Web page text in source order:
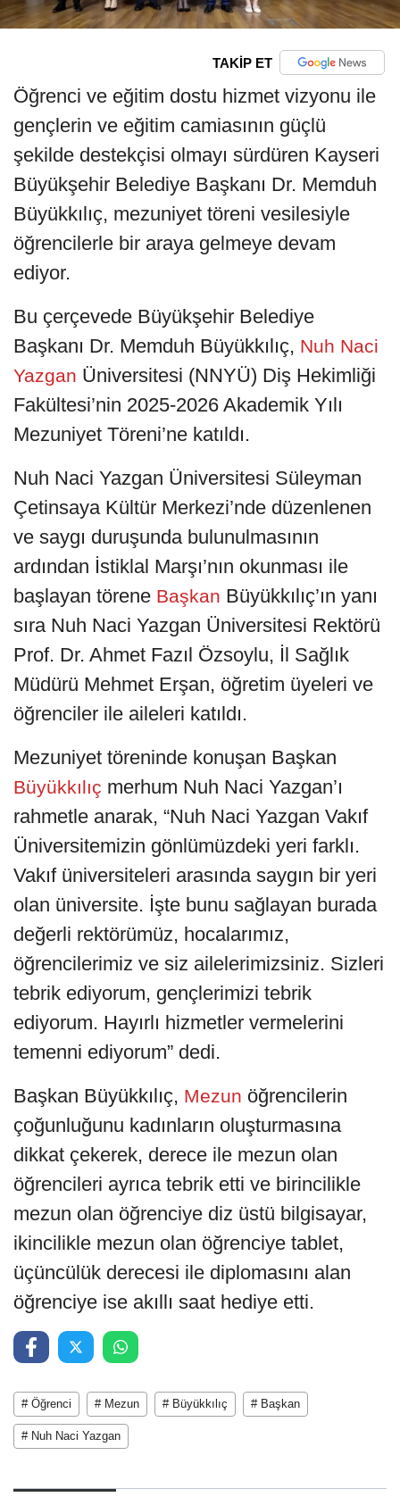
TAKİP ET
Öğrenci ve eğitim dostu hizmet vizyonu ile
gençlerin ve eğitim camiasının güçlü
şekilde destekçisi olmayı sürdüren Kayseri
Büyükşehir Belediye Başkanı Dr. Memduh
Büyükkılıç, mezuniyet töreni vesilesiyle
öğrencilerle bir araya gelmeye devam
ediyor.
Bu çerçevede Büyükşehir Belediye
Başkanı Dr. Memduh Büyükkılıç, Nuh Naci
Yazgan Üniversitesi (NNYÜ) Diş Hekimliği
Fakültesi’nin 2025-2026 Akademik Yılı
Mezuniyet Töreni’ne katıldı.
Nuh Naci Yazgan Üniversitesi Süleyman
Çetinsaya Kültür Merkezi’nde düzenlenen
ve saygı duruşunda bulunulmasının
ardından İstiklal Marşı’nın okunması ile
başlayan törene Başkan Büyükkılıç’ın yanı
sıra Nuh Naci Yazgan Üniversitesi Rektörü
Prof. Dr. Ahmet Fazıl Özsoylu, İl Sağlık
Müdürü Mehmet Erşan, öğretim üyeleri ve
öğrenciler ile aileleri katıldı.
Mezuniyet töreninde konuşan Başkan
Büyükkılıç merhum Nuh Naci Yazgan’ı
rahmetle anarak, “Nuh Naci Yazgan Vakıf
Üniversitemizin gönlümüzdeki yeri farklı.
Vakıf üniversiteleri arasında saygın bir yeri
olan üniversite. İşte bunu sağlayan burada
değerli rektörümüz, hocalarımız,
öğrencilerimiz ve siz ailelerimizsiniz. Sizleri
tebrik ediyorum, gençlerimizi tebrik
ediyorum. Hayırlı hizmetler vermelerini
temenni ediyorum” dedi.
Başkan Büyükkılıç, Mezun öğrencilerin
çoğunluğunu kadınların oluşturmasına
dikkat çekerek, derece ile mezun olan
öğrencileri ayrıca tebrik etti ve birincilikle
mezun olan öğrenciye diz üstü bilgisayar,
ikincilikle mezun olan öğrenciye tablet,
üçüncülük derecesi ile diplomasını alan
öğrenciye ise akıllı saat hediye etti.
# Öğrenci # Mezun # Büyükkılıç # Başkan
# Nuh Naci Yazgan